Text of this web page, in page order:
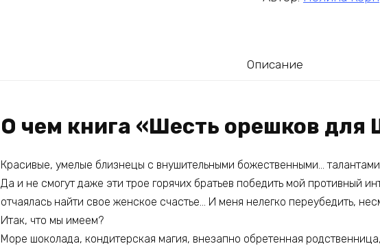
Описание
О чем книга «Шесть орешков
Красивые, умелые близнецы с внушительными божественными…
Да и не смогут даже эти трое горячих братьев победить мой противный
отчаялась найти свое женское счастье… И меня нелегко переубедить,
Итак, что мы имеем?
Море шоколада, кондитерская магия, внезапно обретенная